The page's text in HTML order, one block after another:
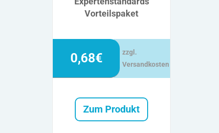
Vorteilspaket
0,68€
zzgl.
Versandkosten
Zum Produkt